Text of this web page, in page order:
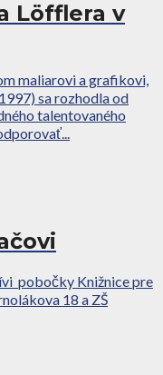
Löfflera v
maliarovi a grafikovi,
sa rozhodla od
talentovaného
pobočky Knižnice pre
18 a ZŠ